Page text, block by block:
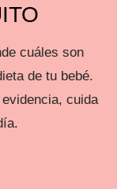
cuáles son
de tu bebé.
cuida